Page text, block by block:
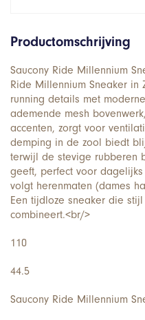
Productomschrijving
Saucony Ride Millennium
Ride Millennium Sneaker in
running details met
ademende mesh
accenten, zorgt voor
demping in de zool biedt
terwijl de stevige rubberen
geeft, perfect voor
volgt herenmaten (dames
Een tijdloze sneaker die
combineert.<br/>
110
44.5
Saucony Ride Millennium